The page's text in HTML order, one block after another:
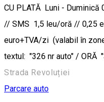
CU PLATĂ Luni -
// SMS 1,5 leu/oră // 0,25
euro+TVA/zi (valabil în
textul: "326 nr auto" / ORĂ
Strada Revoluției
Parcare auto